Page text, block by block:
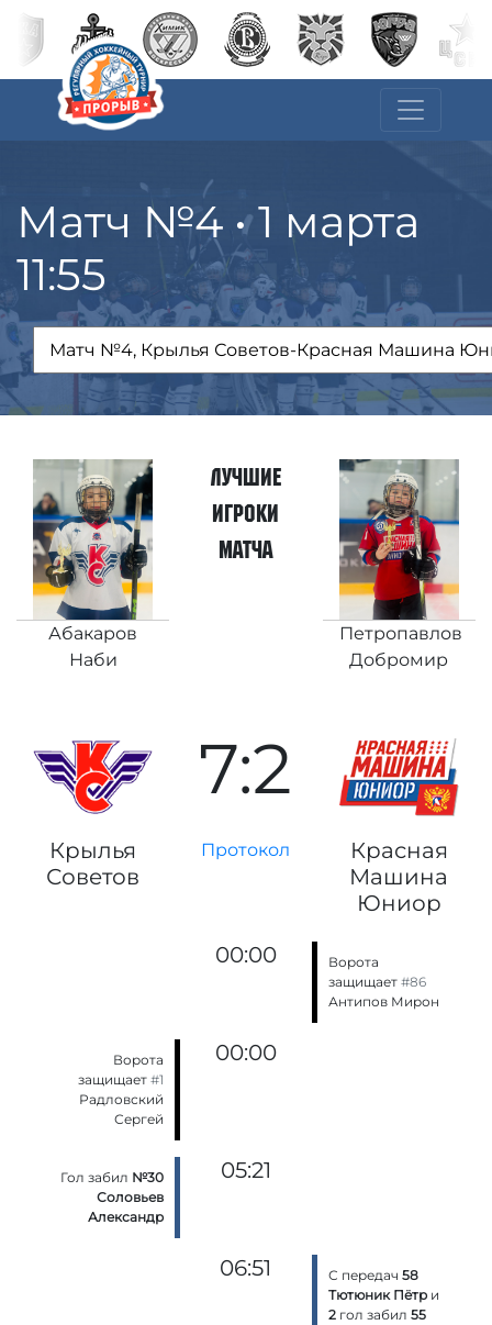
Матч №4 • 1 марта
11:55
Лучшие
игроки
матча
Абакаров
Наби
Петропавлов
Добромир
7:2
Крылья
Советов
Протокол
Красная
Машина
Юниор
00:00
Ворота
защищает #86
Антипов Мирон
Ворота
защищает#1
Радловский
Сергей
00:00
Гол забил №30
Соловьев
Александр
05:21
06:51 С передач 58
Тютюник Пётри
2 гол забил 55